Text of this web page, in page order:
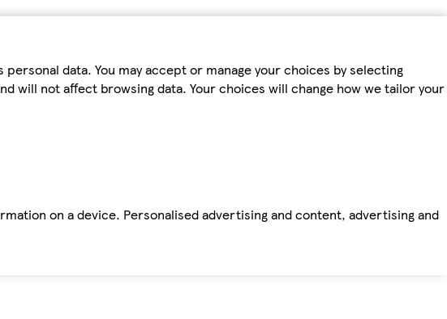
data. You may accept or manage your choices by selecting
will not affect browsing data. Your choices will change how we tailor your
on a device. Personalised advertising and content, advertising and